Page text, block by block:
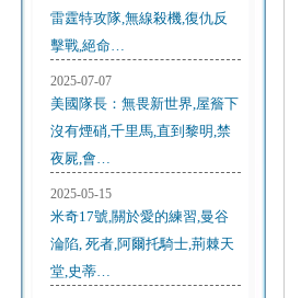
雷霆特攻隊,無線殺機,復仇反
擊戰,絕命…
2025-07-07
美國隊長：無畏新世界,屋簷下
沒有煙硝,千里馬,直到黎明,禁
夜屍,會…
2025-05-15
米奇17號,關於愛的練習,曼谷
淪陷, 死者,阿爾托騎士,荊棘天
堂,史蒂…